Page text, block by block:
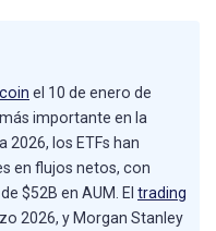
el 10 de enero de
importante en la
2026, los ETFs han
en flujos netos, con
$52B en AUM. El trading
2026, y Morgan Stanley